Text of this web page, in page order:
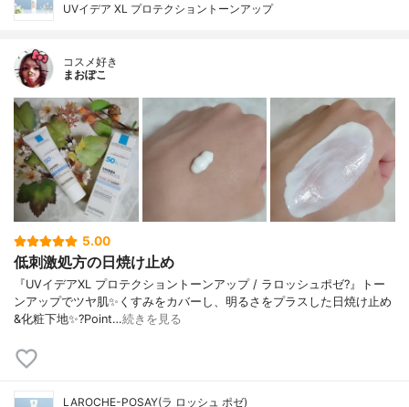
UVイデア XL プロテクショントーンアップ
コスメ好き
まおぽこ
5.00
低刺激処方の日焼け止め
『UVイデアXL プロテクショントーンアップ / ラロッシュポゼ?』トー
ンアップでツヤ肌✨くすみをカバーし、明るさをプラスした日焼け止め
&化粧下地✨?Point…続きを見る
LAROCHE-POSAY(ラ ロッシュ ポゼ)